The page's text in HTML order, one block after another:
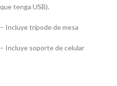
que tenga USB).
– Incluye trípode de mesa
– Incluye soporte de celular